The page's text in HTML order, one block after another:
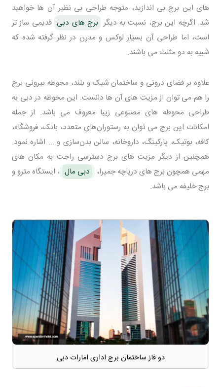
های این برج بی اندازید، متوجه طراحی بی نظیر آن ها خواهید
شد. اگرچه این برج، نسبت به دیگر برج های دبی قدیمی ساز تر
است، اما طراحی آن بسیار لوکس و مدرن در نظر گرفته شده که
شبیه به دو مثلث می باشند.
علاوه بر فضای درونی و ساختمان شیک و بلند، محوطه بیرونی برج
را هم می توان از مزیت های آن ها دانست. این محوطه در دبی به
طراحی محوطه های مصنوعی زیبا معروف می باشد. از جمله
امکانات این برج می توان به رستوران‌های متعدد، بانک، فروشگاه،
کافه، بوتیک، پارکینگ، داروخانه، سالن بدن‌سازی و ... اشاره نمود.
همچنین از دیگر مزیت های برج دسترسی راحت به مکان های
مهمی همچون برج‌ های دریاچه جمیرا،
دبی مال ، ایستگاه مترو و
برج خلیفه می باشد.
دو فاز ساختمان برج اداری امارات دبی